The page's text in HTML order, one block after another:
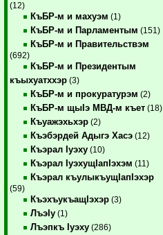
(12)
КъБР-м и махуэм (1)
КъБР-м и Парламентым (151)
КъБР-м и Правительствэм
(692)
КъБР-м и Президентым
къыхуатххэр (3)
КъБР-м и прокуратурэм (2)
КъБР-м щыIэ МВД-м къет (18)
Къуажэхьхэр (2)
Къэбэрдей Адыгэ Хасэ (12)
Къэрал Iуэху (10)
Къэрал IуэхущIапIэхэм (11)
Къэрал къулыкъущIапIэхэр
(59)
КъэхъукъащIэхэр (3)
ЛъэIу (1)
Лъэпкъ Iуэху (286)